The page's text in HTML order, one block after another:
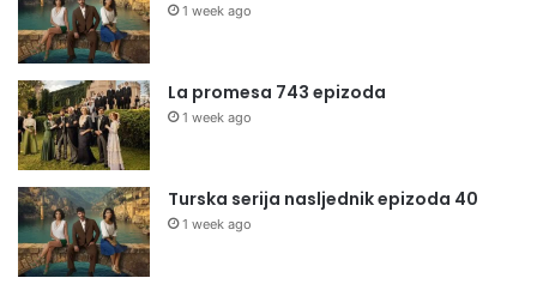
1 week ago
La promesa 743 epizoda
1 week ago
Turska serija nasljednik epizoda 40
1 week ago